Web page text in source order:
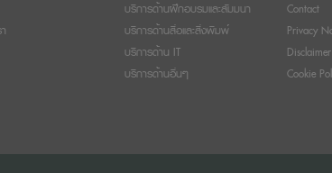
บริการด้านฝึกอบรมและสัมมนา
บริการด้านสื่อและสิ่งพิมพ์
บริการด้าน IT
บริการด้านอื่นๆ
Contact
Privacy
Disclaimer
Cookie